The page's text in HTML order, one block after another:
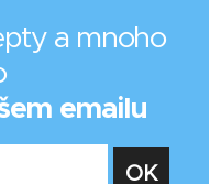
a mnoho
emailu